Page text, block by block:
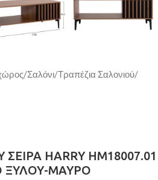
/Σαλόνι/Τραπέζια Σαλονιού/
HARRY HM18007.01
ΞΥΛΟΥ-ΜΑΥΡΟ